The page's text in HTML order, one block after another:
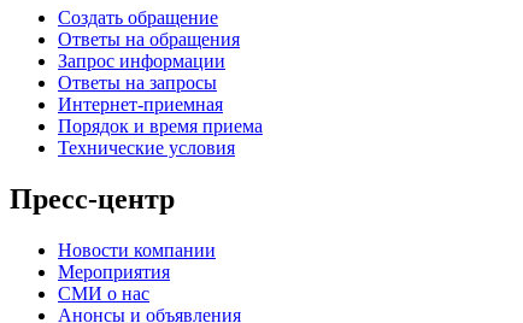
Создать обращение
Ответы на обращения
Запрос информации
Ответы на запросы
Интернет-приемная
Порядок и время приема
Технические условия
Пресс-центр
Новости компании
Мероприятия
СМИ о нас
Анонсы и объявления